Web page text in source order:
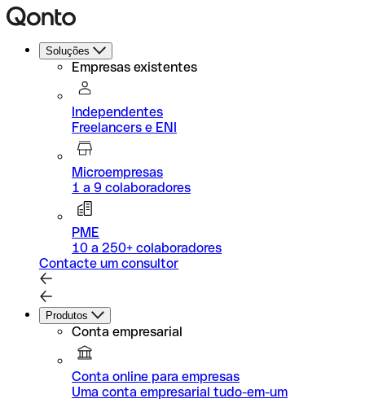
Soluções
Empresas existentes
Independentes
Freelancers e ENI
Microempresas
1 a 9 colaboradores
PME
10 a 250+ colaboradores
Contacte um consultor
Produtos
Conta empresarial
Conta online para empresas
Uma conta empresarial tudo-em-um